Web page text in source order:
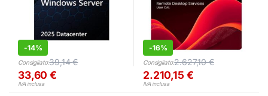
-14%
Consigliato:39,14€
33,60€
IVA inclusa
-16%
Consigliato:2.627,10€
2.210,15 €
IVA inclusa